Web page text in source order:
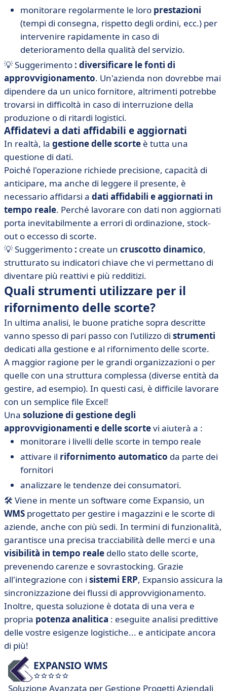
monitorare regolarmente le loro prestazioni
(tempi di consegna, rispetto degli ordini, ecc.) per
intervenire rapidamente in caso di
deterioramento della qualità del servizio.
💡 Suggerimento : diversificare le fonti di
approvvigionamento. Un'azienda non dovrebbe mai
dipendere da un unico fornitore, altrimenti potrebbe
trovarsi in difficoltà in caso di interruzione della
produzione o di ritardi logistici.
Affidatevi a dati affidabili e aggiornati
In realtà, la gestione delle scorte è tutta una
questione di dati.
Poiché l'operazione richiede precisione, capacità di
anticipare, ma anche di leggere il presente, è
necessario affidarsi a dati affidabili e aggiornati in
tempo reale. Perché lavorare con dati non aggiornati
porta inevitabilmente a errori di ordinazione, stock-
out o eccesso di scorte.
💡 Suggerimento : create un cruscotto dinamico,
strutturato su indicatori chiave che vi permettano di
diventare più reattivi e più redditizi.
Quali strumenti utilizzare per il
rifornimento delle scorte?
In ultima analisi, le buone pratiche sopra descritte
vanno spesso di pari passo con l'utilizzo di strumenti
dedicati alla gestione e al rifornimento delle scorte.
A maggior ragione per le grandi organizzazioni o per
quelle con una struttura complessa (diverse entità da
gestire, ad esempio). In questi casi, è difficile lavorare
con un semplice file Excel!
Una soluzione di gestione degli
approvvigionamenti e delle scortevi aiuterà a :
monitorare i livelli delle scorte in tempo reale
attivare il rifornimento automatico da parte dei
fornitori
analizzare le tendenze dei consumatori.
🛠️ Viene in mente un software come Expansio, un
WMS progettato per gestire i magazzini e le scorte di
aziende, anche con più sedi. In termini di funzionalità,
garantisce una precisa tracciabilità delle merci e una
visibilità in tempo reale dello stato delle scorte,
prevenendo carenze e sovrastocking. Grazie
all'integrazione con i sistemi ERP, Expansio assicura la
sincronizzazione dei flussi di approvvigionamento.
Inoltre, questa soluzione è dotata di una vera e
propria potenza analitica : eseguite analisi predittive
delle vostre esigenze logistiche... e anticipate ancora
di più!
EXPANSIO WMS
Soluzione Avanzata per Gestione Progetti Aziendali